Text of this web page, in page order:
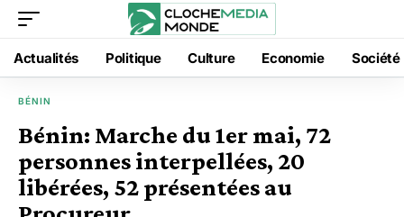
Actualités Politique Culture Economie Société
BÉNIN
Bénin: Marche du 1er mai, 72
personnes interpellées, 20
libérées, 52 présentées au